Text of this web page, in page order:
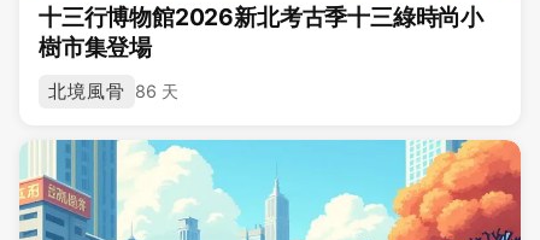
十三行博物館2026新北考古季十三綠時尚小
樹市集登場
北境風骨 86 天